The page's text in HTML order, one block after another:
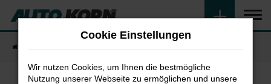
Zum
Hauptinhalt
Cookie Einstellungen
Wir nutzen Cookies, um Ihnen die bestmögliche
Nutzung unserer Webseite zu ermöglichen und unsere